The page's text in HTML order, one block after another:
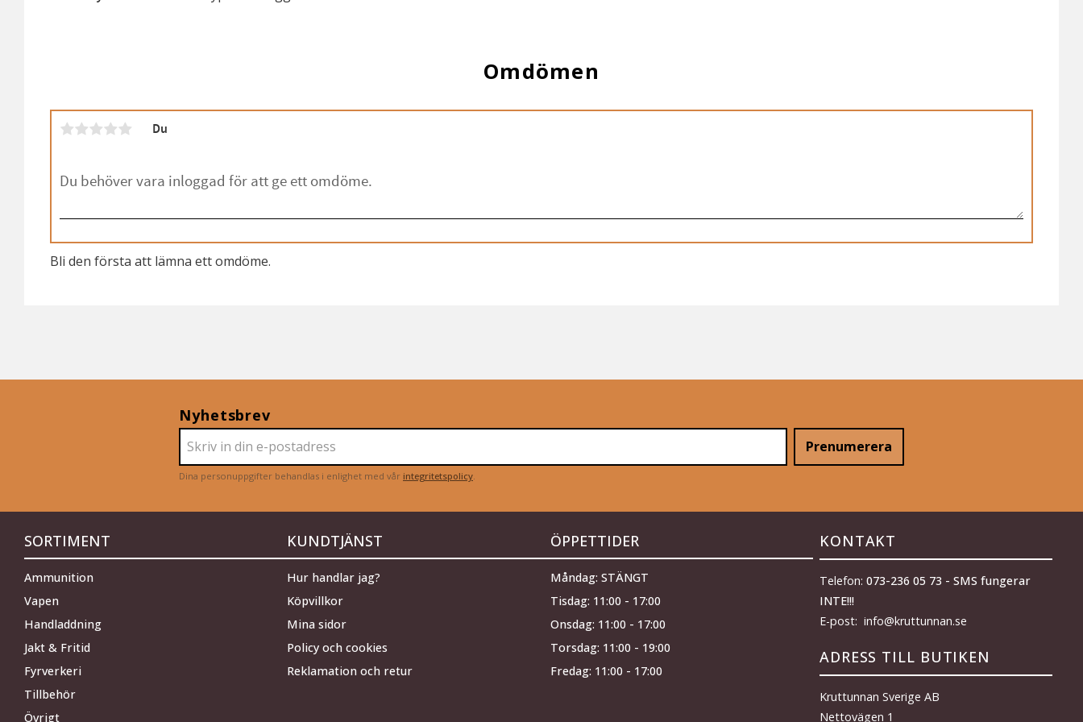
Omdömen
Du
Bli den första att lämna ett omdöme.
Nyhetsbrev
Prenumerera
Dina personuppgifter behandlas i enlighet med vår integritetspolicy.
SORTIMENT
Ammunition
Vapen
Handladdning
Jakt & Fritid
Fyrverkeri
Tillbehör
Övrigt
KUNDTJÄNST
Hur handlar jag?
Köpvillkor
Mina sidor
Policy och cookies
Reklamation och retur
ÖPPETTIDER
Måndag: STÄNGT
Tisdag: 11:00 - 17:00
Onsdag: 11:00 - 17:00
Torsdag: 11:00 - 19:00
Fredag: 11:00 - 17:00
KONTAKT
Telefon: 073-236 05 73 - SMS fungerar
INTE!!!
E-post: info@kruttunnan.se
ADRESS TILL BUTIKEN
Kruttunnan Sverige AB
Nettovägen 1